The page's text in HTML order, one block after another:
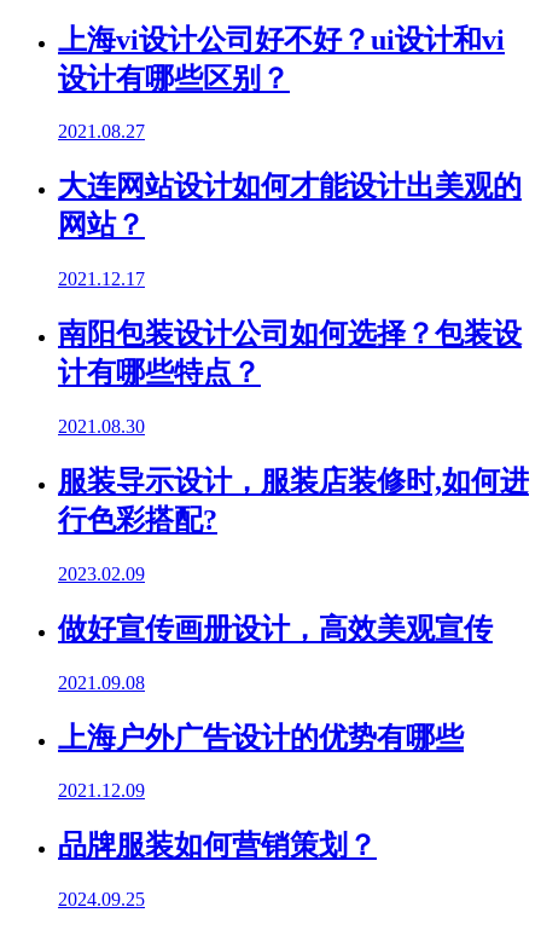
上海vi设计公司好不好？ui设计和vi
设计有哪些区别？
2021.08.27
大连网站设计如何才能设计出美观的
网站？
2021.12.17
南阳包装设计公司如何选择？包装设
计有哪些特点？
2021.08.30
服装导示设计，服装店装修时,如何进
行色彩搭配?
2023.02.09
做好宣传画册设计，高效美观宣传
2021.09.08
上海户外广告设计的优势有哪些
2021.12.09
品牌服装如何营销策划？
2024.09.25